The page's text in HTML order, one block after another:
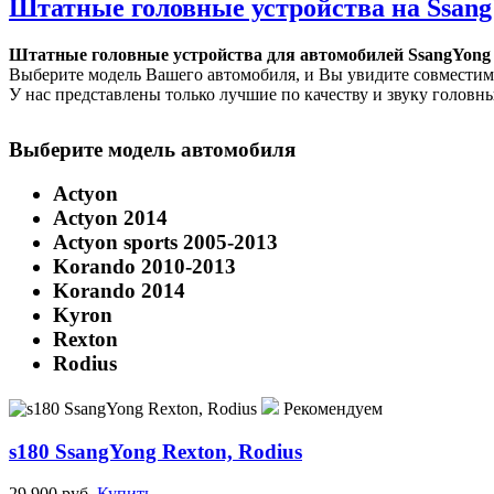
Штатные головные устройства на
Штатные головные устройства для автомобилей SsangYong
Выберите модель Вашего автомобиля, и Вы увидите
У нас представлены только лучшие по качеству и звуку
Выберите модель автомобиля
Actyon
Actyon 2014
Actyon sports 2005-2013
Korando 2010-2013
Korando 2014
Kyron
Rexton
Rodius
Рекомендуем
s180 SsangYong Rexton, Rodius